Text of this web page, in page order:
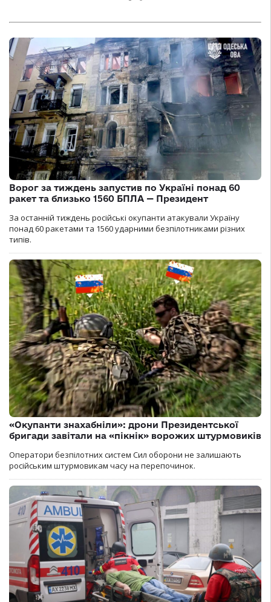
Ворог за тиждень запустив по Україні понад 60
ракет та близько 1560 БПЛА — Президент
За останній тиждень російські окупанти атакували Україну
понад 60 ракетами та 1560 ударними безпілотниками різних
типів.
«Окупанти знахабніли»: дрони Президентської
бригади завітали на «пікнік» ворожих штурмовиків
Оператори безпілотних систем Сил оборони не залишають
російським штурмовикам часу на перепочинок.